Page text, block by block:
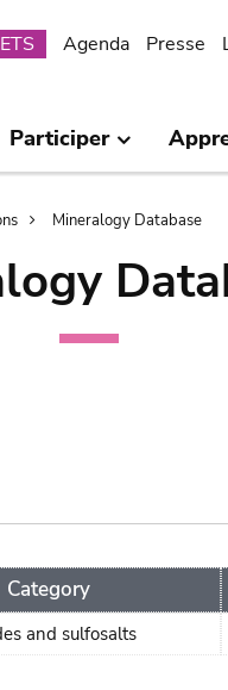
Agenda Presse
Participer
Mineralogy Database
Category
and sulfosalts